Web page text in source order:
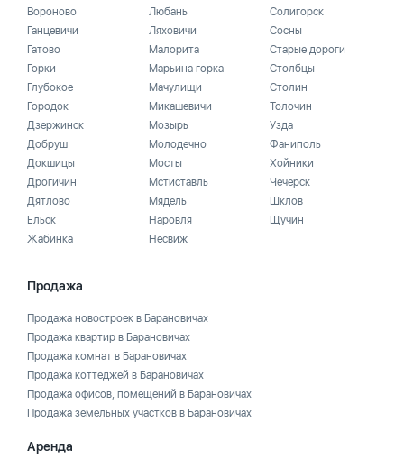
Вороново
Ганцевичи
Гатово
Горки
Глубокое
Городок
Дзержинск
Добруш
Докшицы
Дрогичин
Дятлово
Ельск
Жабинка
Любань
Ляховичи
Малорита
Марьина горка
Мачулищи
Микашевичи
Мозырь
Молодечно
Мосты
Мстиставль
Мядель
Наровля
Несвиж
Солигорск
Сосны
Старые дороги
Столбцы
Столин
Толочин
Узда
Фаниполь
Хойники
Чечерск
Шклов
Щучин
Продажа
Продажа новостроек в Барановичах
Продажа квартир в Барановичах
Продажа комнат в Барановичах
Продажа коттеджей в Барановичах
Продажа офисов, помещений в Барановичах
Продажа земельных участков в Барановичах
Аренда